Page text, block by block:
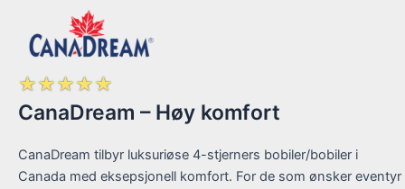
☆☆☆☆☆
CanaDream – Høy komfort
CanaDream tilbyr luksuriøse 4-stjerners bobiler/bobiler i
Canada med eksepsjonell komfort. For de som ønsker eventyr